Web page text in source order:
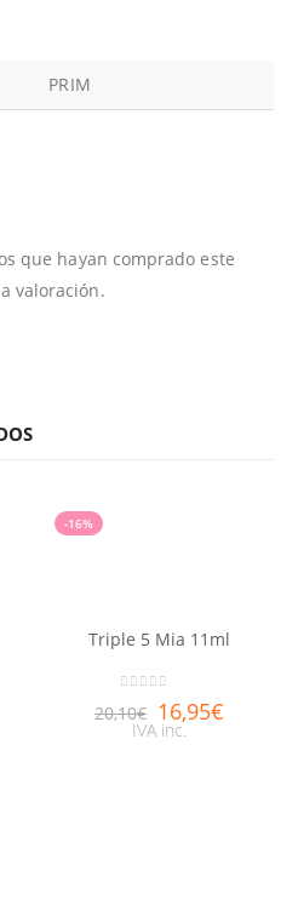
PRIM
que hayan comprado este
valoración.
-16%
Triple 5 Mia 11ml
out of 5
20,10€ 16,95€
IVA inc.